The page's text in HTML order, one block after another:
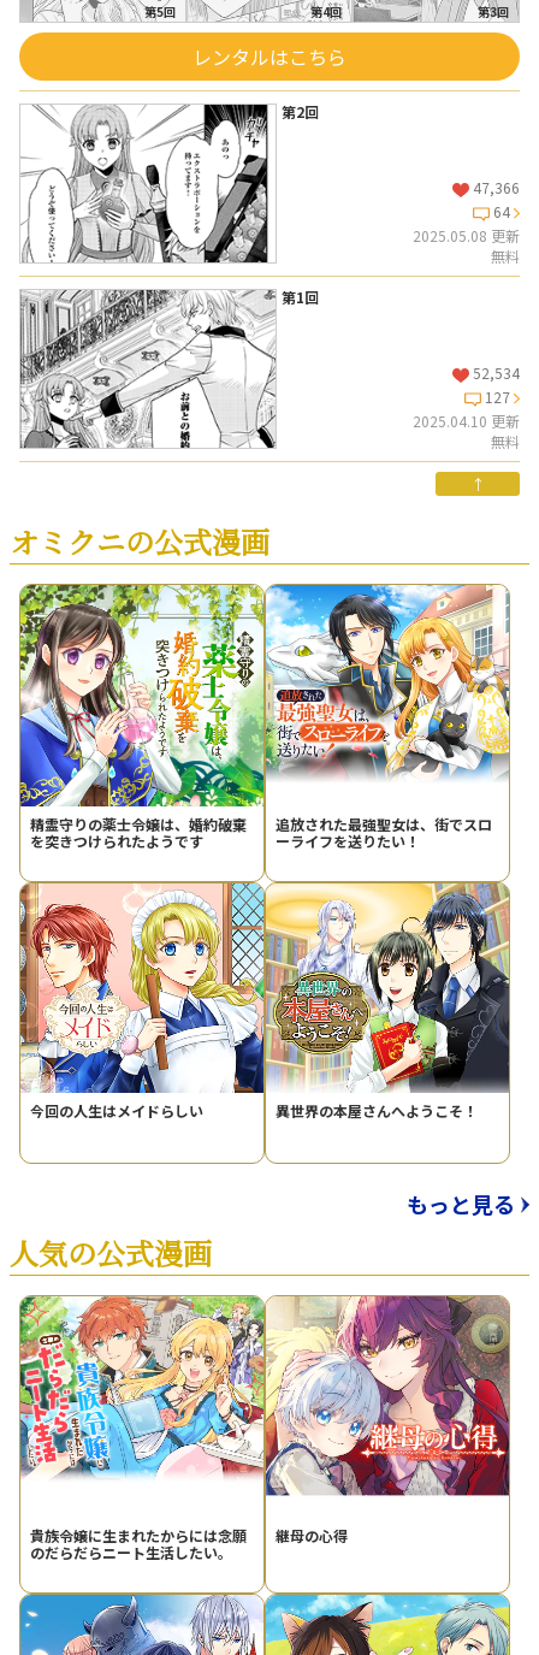
第5回 第4回 第3回
レンタルはこちら
第2回
47,366
64
2025.05.08 更新
無料
第1回
52,534
127
2025.04.10 更新
無料
↑
オミクニの公式漫画
精霊守りの薬士令嬢は、婚約破棄
を突きつけられたようです
追放された最強聖女は、街でスロ
ーライフを送りたい！
今回の人生はメイドらしい 異世界の本屋さんへようこそ！
もっと見る
人気の公式漫画
貴族令嬢に生まれたからには念願
のだらだらニート生活したい。
継母の心得